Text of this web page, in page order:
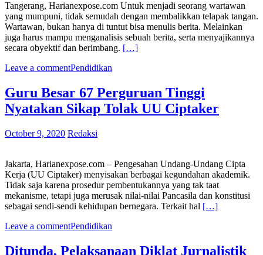
Tangerang, Harianexpose.com Untuk menjadi seorang wartawan
yang mumpuni, tidak semudah dengan membalikkan telapak tangan.
Wartawan, bukan hanya di tuntut bisa menulis berita. Melainkan
juga harus mampu menganalisis sebuah berita, serta menyajikannya
secara obyektif dan berimbang. […]
Leave a commentPendidikan
Guru Besar 67 Perguruan Tinggi
Nyatakan Sikap Tolak UU Ciptaker
October 9, 2020 Redaksi
Jakarta, Harianexpose.com – Pengesahan Undang-Undang Cipta
Kerja (UU Ciptaker) menyisakan berbagai kegundahan akademik.
Tidak saja karena prosedur pembentukannya yang tak taat
mekanisme, tetapi juga merusak nilai-nilai Pancasila dan konstitusi
sebagai sendi-sendi kehidupan bernegara. Terkait hal […]
Leave a commentPendidikan
Ditunda, Pelaksanaan Diklat Jurnalistik